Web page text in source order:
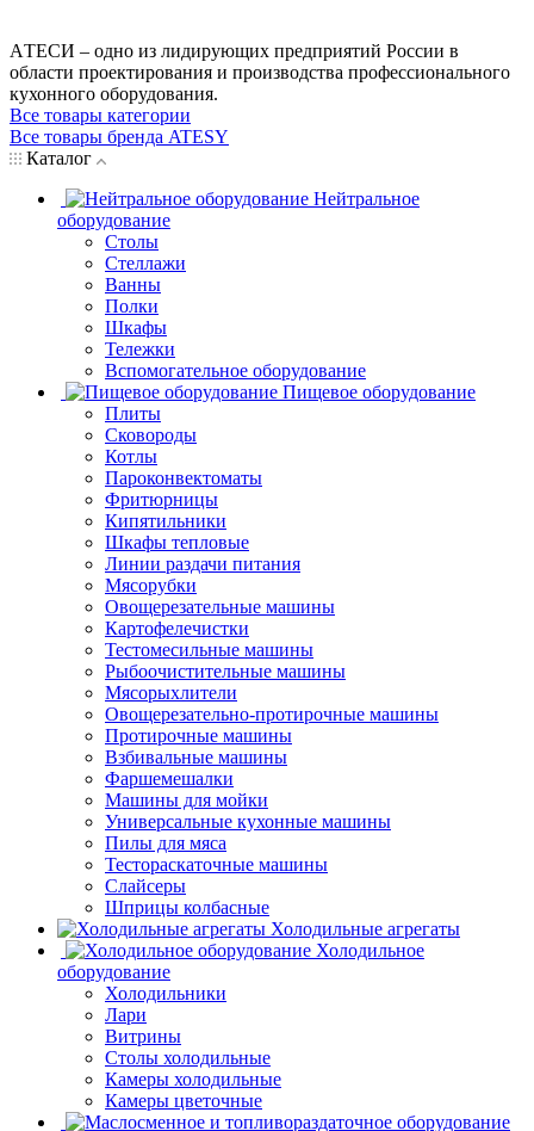
AТЕСИ – одно из лидирующих предприятий России в
области проектирования и производства профессионального
кухонного оборудования.
Все товары категории
Все товары бренда ATESY
Каталог
Нейтральное
оборудование
Столы
Стеллажи
Ванны
Полки
Шкафы
Тележки
Вспомогательное оборудование
Пищевое оборудование
Плиты
Сковороды
Котлы
Пароконвектоматы
Фритюрницы
Кипятильники
Шкафы тепловые
Линии раздачи питания
Мясорубки
Овощерезательные машины
Картофелечистки
Тестомесильные машины
Рыбоочистительные машины
Мясорыхлители
Овощерезательно-протирочные машины
Протирочные машины
Взбивальные машины
Фаршемешалки
Машины для мойки
Универсальные кухонные машины
Пилы для мяса
Тестораскаточные машины
Слайсеры
Шприцы колбасные
Холодильные агрегаты
Холодильное
оборудование
Холодильники
Лари
Витрины
Столы холодильные
Камеры холодильные
Камеры цветочные